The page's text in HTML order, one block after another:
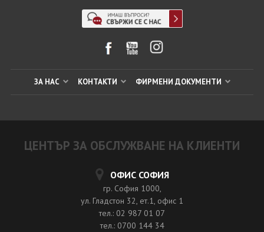
ЗА НАС КОНТАКТИ ФИРМЕНИ ДОКУМЕНТИ
ЦЕНТЪР ЗА ОБСЛУЖВАНЕ НА КЛИЕНТИ
ОФИС СОФИЯ
гр. София 1000,
ул. Гладстон 32, ет.1, офис 1
тел.: 02 987 01 07
тел.: 0700 144 34